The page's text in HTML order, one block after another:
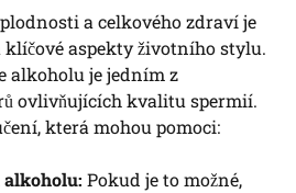
a celkového zdraví je
klíčové aspekty životního stylu.
alkoholu je jedním z
ovlivňujících kvalitu spermií.
která mohou pomoci:
alkoholu: Pokud je to možné,